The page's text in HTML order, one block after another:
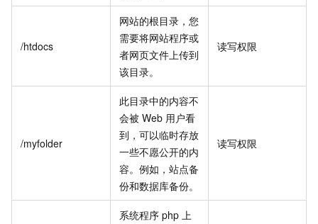
/htdocs
网站的根目录，您
需要将网站程序或
者网页文件上传到
该目录。
读写权限
/myfolder
此目录中的内容不
会被 Web 用户看
到，可以临时存放
一些不愿公开的内
容。例如，站点备
份和数据库备份。
读写权限
系统程序 php 上